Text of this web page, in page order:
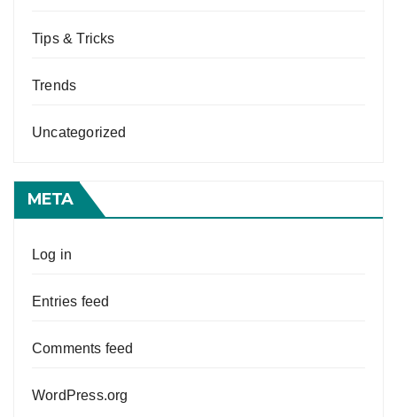
Tips & Tricks
Trends
Uncategorized
META
Log in
Entries feed
Comments feed
WordPress.org